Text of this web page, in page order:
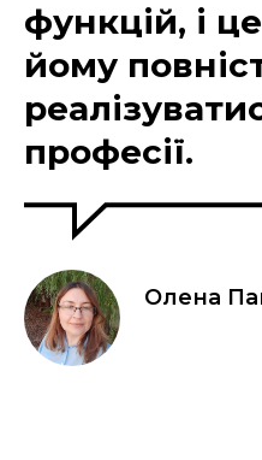
функцій, і
йому
професії.
Олена